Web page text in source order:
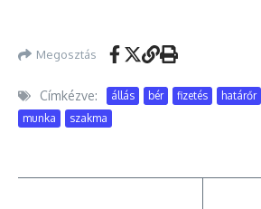
Megosztás
Címkézve: állás bér fizetés határőr
munka
szakma